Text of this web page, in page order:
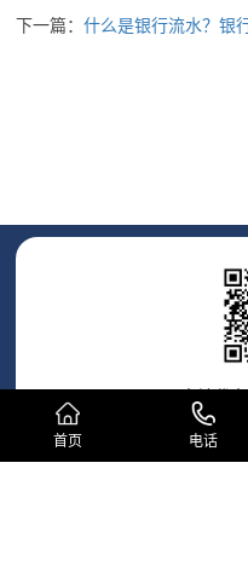
下一篇：什么是银行流水？银
服务热线
公司电话
首页 电话